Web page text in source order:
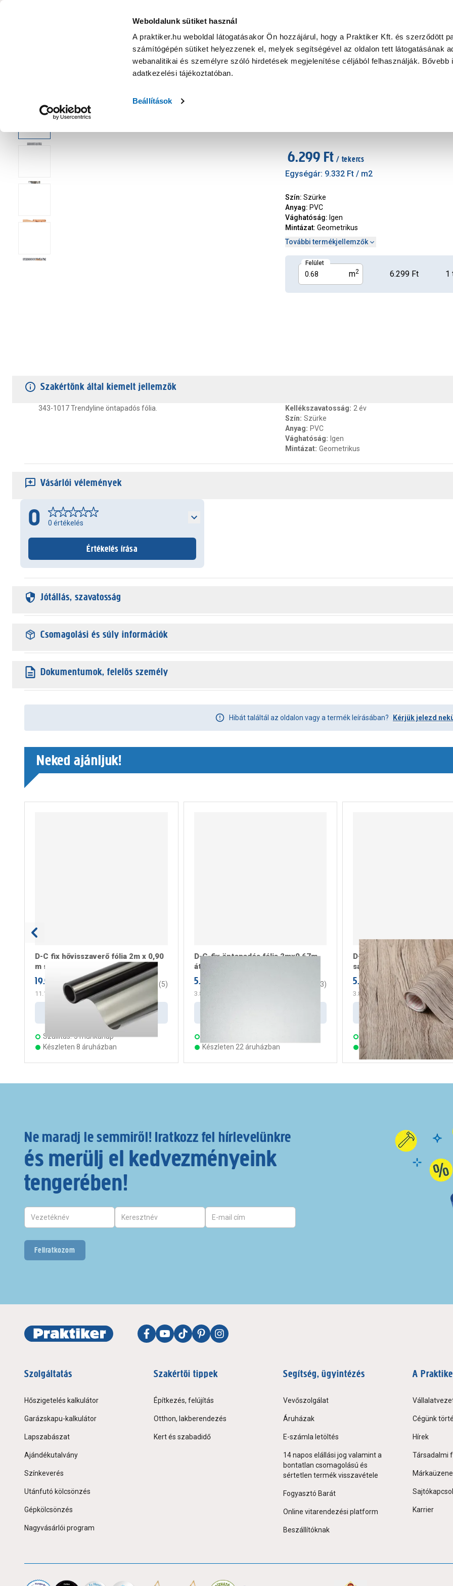
Weboldalunk sütiket használ
A praktiker.hu weboldal látogatásakor Ön hozzájárul, hogy a Praktiker Kft. és szerződött
számítógépén sütiket helyezzenek el, melyek segítségével az oldalon tett látogatásának
webanalitikai és személyre szóló hirdetések megjelenítése céljából felhasználják. Bővebb
adatkezelési tájékoztatóban.
Beállítások
KATEGÓRIÁK
Nyereményjáték Praktiker Professional Szakiajánló Ügyintézés és Információ
6.299 Ft / tekercs
Egységár: 9.332 Ft / m2
Szín: Szürke
Anyag: PVC
Vághatóság: Igen
Mintázat: Geometrikus
További termékjellemzők
Felület
m2 6.299 Ft 1
Szakértőnk által kiemelt jellemzők
343-1017 Trendyline öntapadós fólia. Kellékszavatosság: 2 év
Szín: Szürke
Anyag: PVC
Vághatóság: Igen
Mintázat: Geometrikus
Vásárlói vélemények
0 0 értékelés
Értékelés írása
Jótállás, szavatosság
Csomagolási és súly információk
Dokumentumok, felelős személy
Hibát találtál az oldalon vagy a termék leírásában? Kérjük jelezd
Neked ajánljuk!
D-C fix hővisszaverő fólia 2m x 0,90
m statikus
19.990 Ft / tekercs
11.106 Ft / m2
(5)
Kosárba
Szállítás: 5 munkanap
Készleten 8 áruházban
D-C-fix öntapadós fólia 2mx0,67m
átlátszó tej (346-8052)
5.199 Ft
3.880 Ft
3)
Készleten 22 áruházban
D-C-fix öntapadós fólia
sanremo tölgy homok
5.199 Ft / darab
3.851 Ft/ m2
Kosárba
Szállítás: 3 munkanap
Készleten 23 áruházban
Ne maradj le semmiről! Iratkozz fel hírlevelünkre
és merülj el kedvezményeink
tengerében!
Feliratkozom
Szolgáltatás
Hőszigetelés kalkulátor
Garázskapu-kalkulátor
Lapszabászat
Ajándékutalvány
Színkeverés
Utánfutó kölcsönzés
Gépkölcsönzés
Nagyvásárlói program
Szakértői tippek
Építkezés, felújítás
Otthon, lakberendezés
Kert és szabadidő
Segítség, ügyintézés
Vevőszolgálat
Áruházak
E-számla letöltés
14 napos elállási jog valamint a
bontatlan csomagolású és
sértetlen termék visszavétele
Fogyasztó Barát
Online vitarendezési platform
Beszállítóknak
A
Cégünk
Hírek
Társadalmi
Karrier